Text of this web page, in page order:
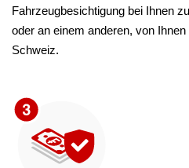
Fahrzeugbesichtigung bei Ihnen
oder an einem anderen, von
Schweiz.